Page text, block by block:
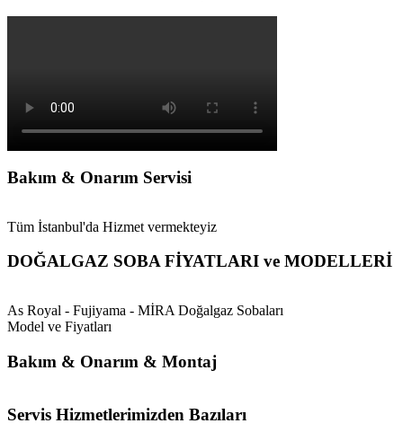
Bakım & Onarım Servisi
Tüm İstanbul'da Hizmet vermekteyiz
DOĞALGAZ SOBA FİYATLARI ve MODELLERİ
As Royal - Fujiyama - MİRA Doğalgaz Sobaları
Model ve Fiyatları
Bakım & Onarım & Montaj
Servis Hizmetlerimizden Bazıları